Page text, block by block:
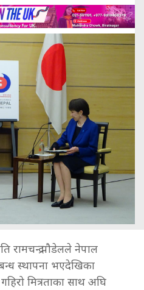
रामचन्द्र पौडेलले नेपाल
स्थापना भएदेखिका
मित्रताका साथ अघि